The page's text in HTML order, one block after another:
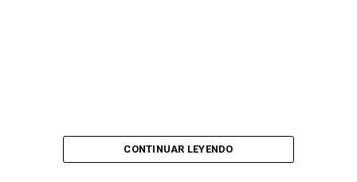
CONTINUAR LEYENDO